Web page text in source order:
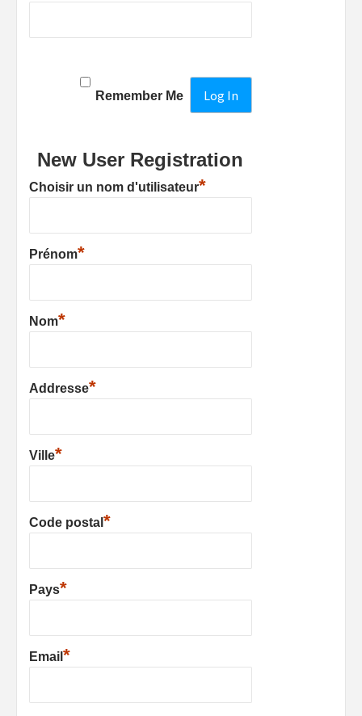
Remember Me
New User Registration
Choisir un nom d'utilisateur*
Prénom*
Nom*
Addresse*
Ville*
Code postal *
Pays*
Email *